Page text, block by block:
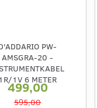
PW-
AMSGRA-20 -
1V 6 METER
499,00
595,00